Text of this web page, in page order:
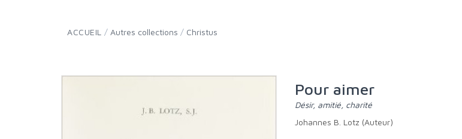
ACCUEIL / Autres collections / Christus
Pour aimer
Désir, amitié, charité
Johannes B. Lotz (Auteur)